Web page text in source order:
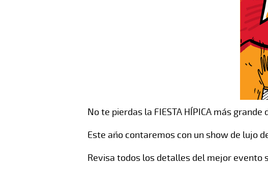
No te pierdas la FIESTA HÍPICA más grande
Este año contaremos con un show de lujo
Revisa todos los detalles del mejor evento